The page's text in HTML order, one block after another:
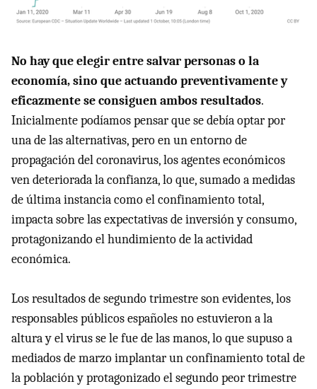
No hay que elegir entre salvar personas o la
economía, sino que actuando preventivamente y
eficazmente se consiguen ambos resultados.
Inicialmente podíamos pensar que se debía optar por
una de las alternativas, pero en un entorno de
propagación del coronavirus, los agentes económicos
ven deteriorada la confianza, lo que, sumado a medidas
de última instancia como el confinamiento total,
impacta sobre las expectativas de inversión y consumo,
protagonizando el hundimiento de la actividad
económica.
Los resultados de segundo trimestre son evidentes, los
responsables públicos españoles no estuvieron a la
altura y el virus se le fue de las manos, lo que supuso a
mediados de marzo implantar un confinamiento total de
la población y protagonizado el segundo peor trimestre